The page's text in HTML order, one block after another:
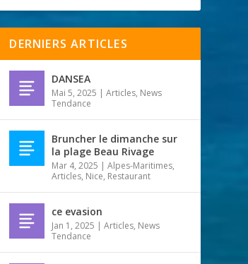
DERNIERS ARTICLES
DANSEA
Mai 5, 2025 |Articles, News
Tendance
Bruncher le dimanche sur
la plage Beau Rivage
Mar 4, 2025 |Alpes-Maritimes,
Articles, Nice, Restaurant
ce evasion
Jan 1, 2025 |Articles, News
Tendance